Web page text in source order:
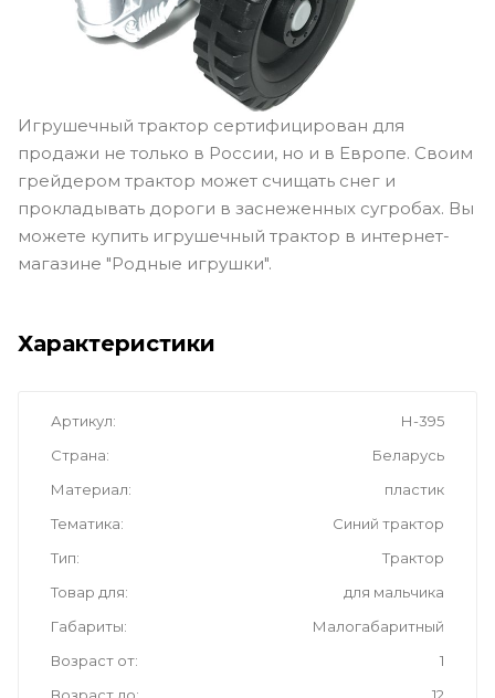
Игрушечный трактор сертифицирован для
продажи не только в России, но и в Европе. Своим
грейдером трактор может счищать снег и
прокладывать дороги в заснеженных сугробах. Вы
можете купить игрушечный трактор в интернет-
магазине "Родные игрушки".
Характеристики
Артикул
Н-395
Страна
Беларусь
Материал
пластик
Тематика
Синий трактор
Тип
Трактор
Товар для
для мальчика
Габариты
Малогабаритный
Возраст от
1